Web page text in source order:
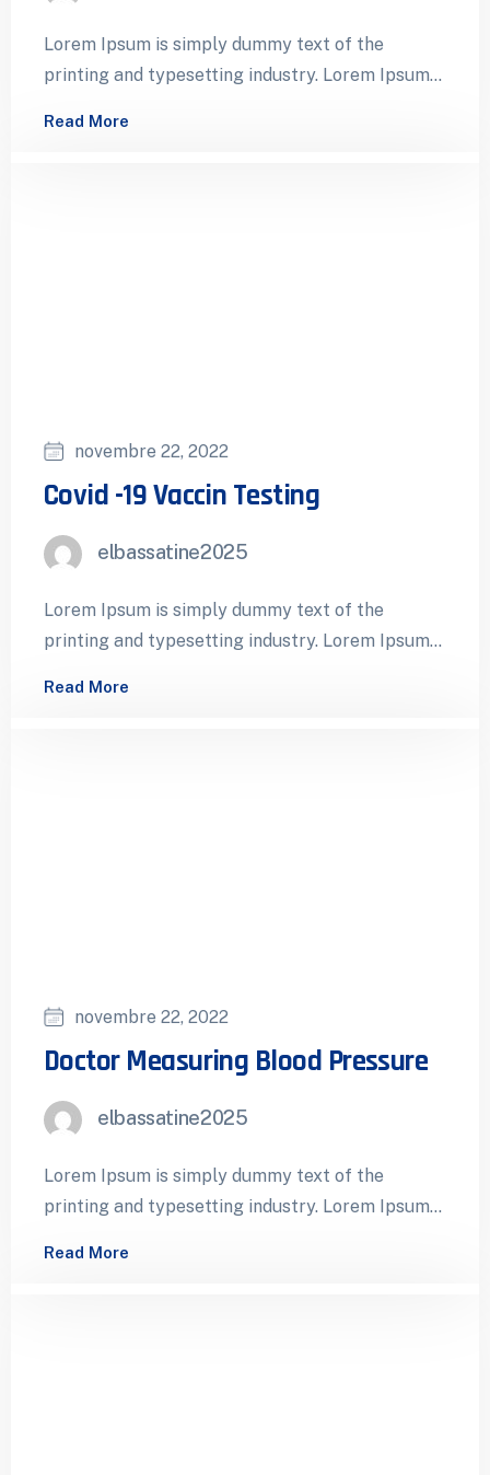
Lorem Ipsum is simply dummy text of the
printing and typesetting industry. Lorem Ipsum
Read More
novembre 22, 2022
Covid -19 Vaccin Testing
elbassatine2025
Lorem Ipsum is simply dummy text of the
printing and typesetting industry. Lorem Ipsum
Read More
novembre 22, 2022
Doctor Measuring Blood Pressure
elbassatine2025
Lorem Ipsum is simply dummy text of the
printing and typesetting industry. Lorem Ipsum
Read More